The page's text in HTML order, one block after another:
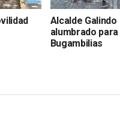
Alcalde
alumbrado
Bugambilias